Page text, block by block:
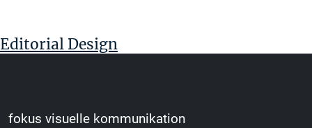
Editorial Design
fokus visuelle kommunikation